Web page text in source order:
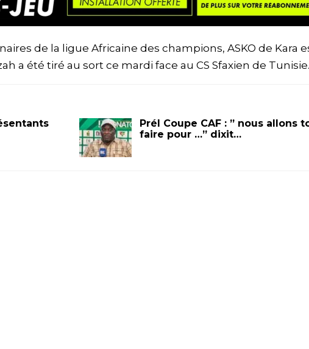
de la ligue Africaine des champions, ASKO de Kara
a été tiré au sort ce mardi face au CS Sfaxien de Tunisie.
Prél Coupe CAF : ” nous allons
faire pour …” dixit…